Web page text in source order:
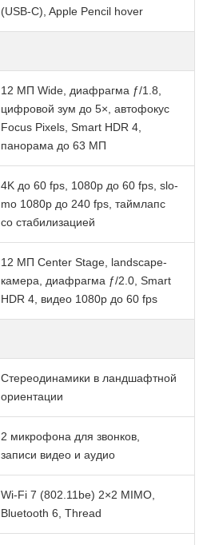
(USB-C), Apple Pencil hover
12 МП Wide, диафрагма ƒ/1.8,
цифровой зум до 5×, автофокус
Focus Pixels, Smart HDR 4,
панорама до 63 МП
4K до 60 fps, 1080p до 60 fps, slo-
mo 1080p до 240 fps, таймлапс
со стабилизацией
12 МП Center Stage, landscape-
камера, диафрагма ƒ/2.0, Smart
HDR 4, видео 1080p до 60 fps
Стереодинамики в ландшафтной
ориентации
2 микрофона для звонков,
записи видео и аудио
Wi-Fi 7 (802.11be) 2×2 MIMO,
Bluetooth 6, Thread